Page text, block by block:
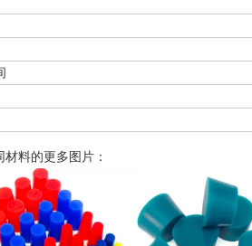
材料的更多图片：